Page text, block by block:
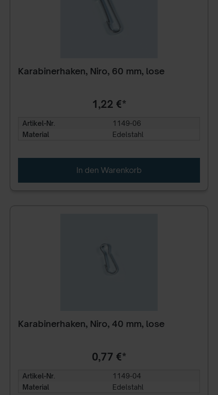
Karabinerhaken, Niro, 60 mm, lose
1,22 €*
Artikel-Nr.
1149-06
Material
Edelstahl
In den Warenkorb
Karabinerhaken, Niro, 40 mm, lose
0,77 €*
Artikel-Nr.
1149-04
Material
Edelstahl